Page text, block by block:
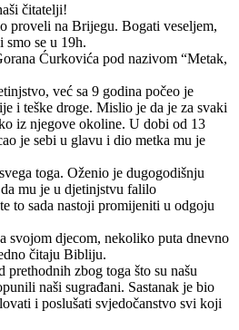
čitatelji!
proveli na Brijegu. Bogati veseljem,
se u 19h.
Ćurkovića pod nazivom “Metak,
već sa 9 godina počeo je
i teške droge. Mislio je da je za svaki
iz njegove okoline. U dobi od 13
je sebi u glavu i dio metka mu je
toga. Oženio je dugogodišnju
mu je u djetinjstvu falilo
to sada nastoji promijeniti u odgoju
svojom djecom, nekoliko puta dnevno
čitaju Bibliju.
prethodnih zbog toga što su našu
naši sugrađani. Sastanak je bio
i poslušati svjedočanstvo svi koji